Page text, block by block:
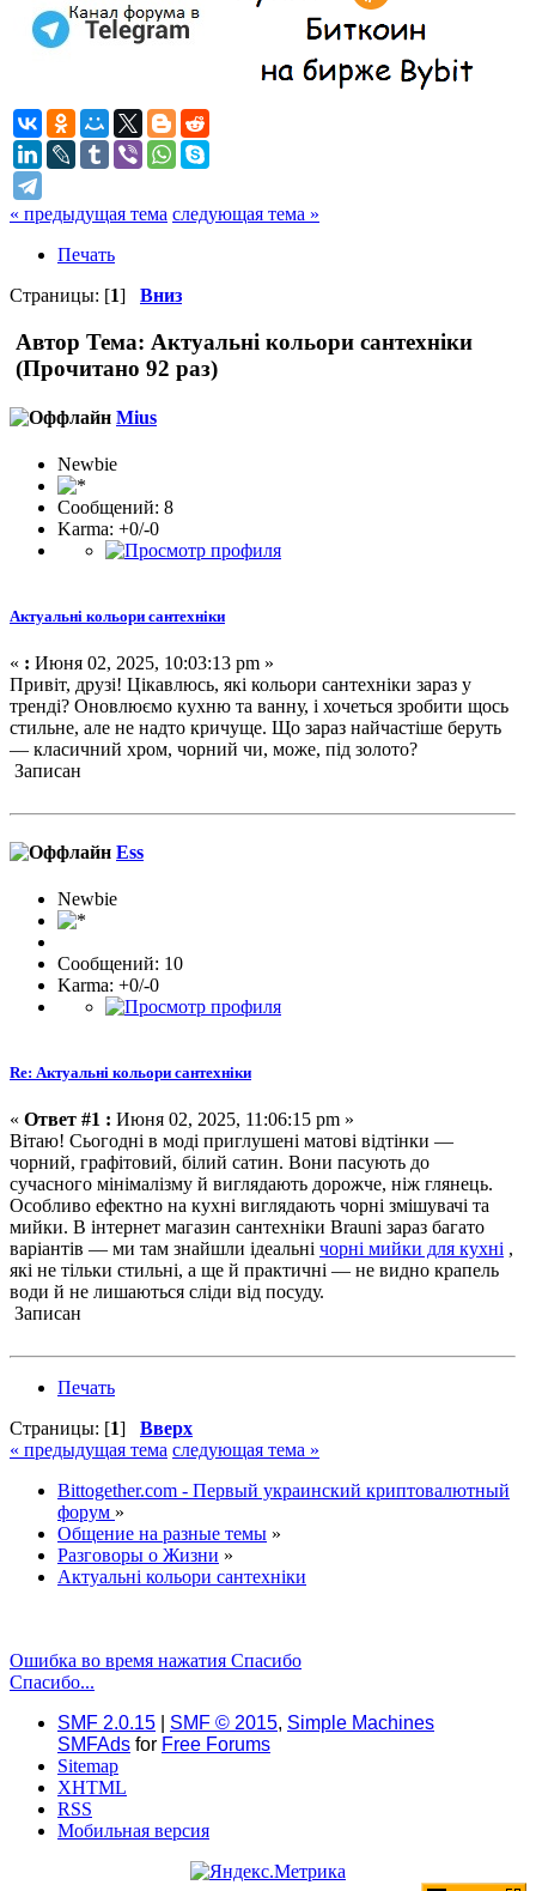
« предыдущая тема следующая тема »
Печать
Страницы: [1] Вниз
Автор Тема: Актуальні кольори сантехніки
(Прочитано 92 раз)
Mius
Newbie
Сообщений: 8
Karma: +0/-0
Актуальні кольори сантехніки
« : Июня 02, 2025, 10:03:13 pm »
Привіт, друзі! Цікавлюсь, які кольори сантехніки зараз у
тренді? Оновлюємо кухню та ванну, і хочеться зробити щось
стильне, але не надто кричуще. Що зараз найчастіше беруть
— класичний хром, чорний чи, може, під золото?
Записан
Ess
Newbie
Сообщений: 10
Karma: +0/-0
Re: Актуальні кольори сантехніки
« Ответ #1 : Июня 02, 2025, 11:06:15 pm »
Вітаю! Сьогодні в моді приглушені матові відтінки —
чорний, графітовий, білий сатин. Вони пасують до
сучасного мінімалізму й виглядають дорожче, ніж глянець.
Особливо ефектно на кухні виглядають чорні змішувачі та
мийки. В інтернет магазин сантехніки Brauni зараз багато
варіантів — ми там знайшли ідеальні чорні мийки для кухні ,
які не тільки стильні, а ще й практичні — не видно крапель
води й не лишаються сліди від посуду.
Записан
Печать
Страницы: [1] Вверх
« предыдущая тема следующая тема »
Bittogether.com - Первый украинский криптовалютный
форум »
Общение на разные темы »
Разговоры о Жизни »
Актуальні кольори сантехніки
Ошибка во время нажатия Спасибо
Спасибо...
SMF 2.0.15
SMF © 2015, Simple Machines
SMFAds for Free Forums
Sitemap
XHTML
RSS
Мобильная версия